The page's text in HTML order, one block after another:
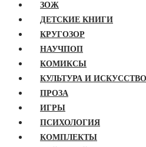
ЗОЖ
ДЕТСКИЕ КНИГИ
КРУГОЗОР
НАУЧПОП
КОМИКСЫ
КУЛЬТУРА И ИСКУССТВО
ПРОЗА
ИГРЫ
ПСИХОЛОГИЯ
КОМПЛЕКТЫ